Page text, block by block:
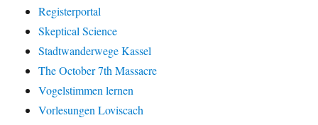
Registerportal
Skeptical Science
Stadtwanderwege Kassel
The October 7th Massacre
Vogelstimmen lernen
Vorlesungen Loviscach